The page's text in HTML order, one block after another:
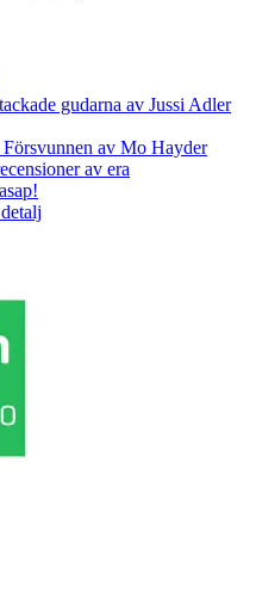
gudarna av Jussi Adler
Försvunnen av Mo Hayder
av era